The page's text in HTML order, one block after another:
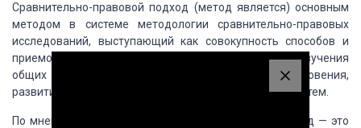
Сравнительно-правовой подход (метод является) основным
методом в системе методологии сравнительно-правовых
исследований, выступающий как совокупность способов и
приемов выявления, на основе сравнительного изучения
общих и специфических закономерностей, возникновения,
развития, функционирования различных правовых систем.
По мнению О.Ф. Скакун, сравнительно-правовой метод — это